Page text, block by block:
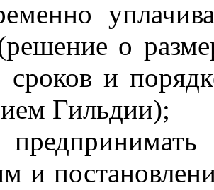
о
сроков и
Гильдии);
и